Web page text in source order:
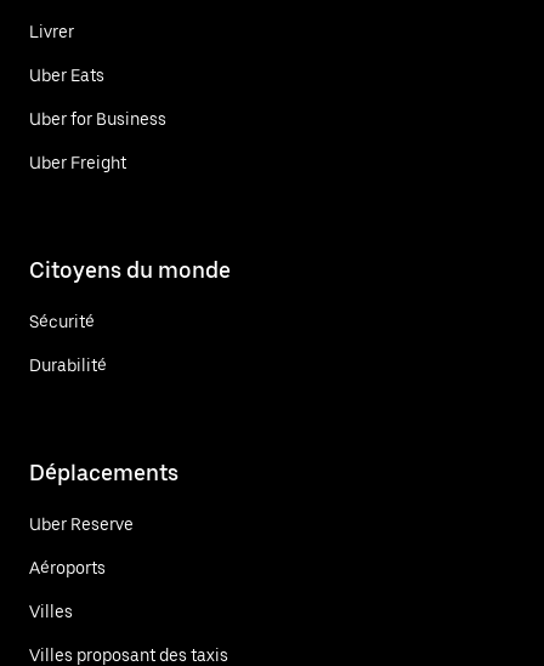
Livrer
Uber Eats
Uber for Business
Uber Freight
Citoyens du monde
Sécurité
Durabilité
Déplacements
Uber Reserve
Aéroports
Villes
Villes proposant des taxis